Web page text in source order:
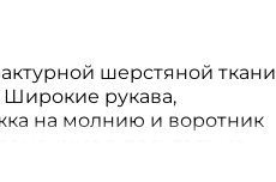
шерстяной ткани
Широкие рукава,
на молнию и воротник
в прохладные
с